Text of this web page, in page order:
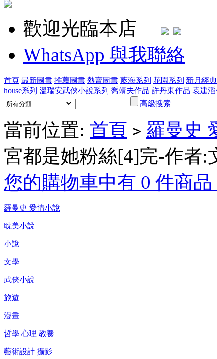
歡迎光臨本店
WhatsApp 與我聯絡
首頁 最新圖書 推薦圖書 熱賣圖書 藍海系列 花園系列 新月經
house系列 溫瑞安武俠小說系列 喬靖夫作品 許丹東作品 袁建
高級搜索
當前位置: 首頁 > 羅曼史
宮都是她粉絲[4]完-作者:
您的購物車中有 0 件商
羅曼史 愛情小說
耽美小說
小說
文學
武俠小說
旅遊
漫畫
哲學 心理 教養
藝術設計 攝影